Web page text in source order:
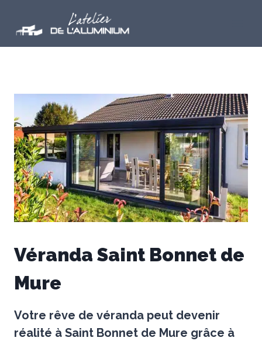
contenu
Véranda Saint Bonnet de
Mure
Votre rêve de véranda peut devenir
réalité à Saint Bonnet de Mure grâce à